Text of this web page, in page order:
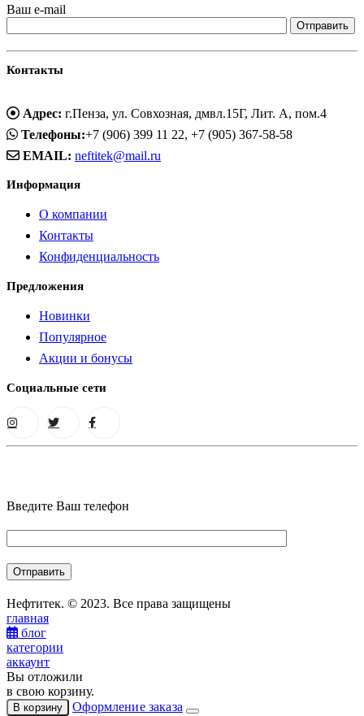
Ваш e-mail
Контакты
Адрес: г.Пенза, ул. Совхозная, дмвл.15Г, Лит. А, пом.4
Телефоны:+7 (906) 399 11 22, +7 (905) 367-58-58
EMAIL: neftitek@mail.ru
Информация
О компании
Контакты
Конфиденциальность
Предложения
Новинки
Популярное
Акции и бонусы
Социальные сети
Введите Ваш телефон
Нефтитек. © 2023. Все права защищены
главная
блог
категории
аккаунт
Вы отложили
в свою корзину.
В корзину Оформление заказа